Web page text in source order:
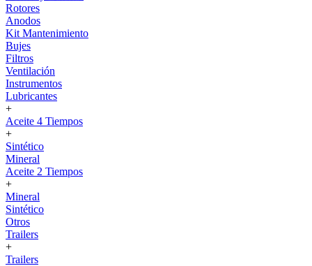
Rotores
Anodos
Kit Mantenimiento
Bujes
Filtros
Ventilación
Instrumentos
Lubricantes
+
Aceite 4 Tiempos
+
Sintético
Mineral
Aceite 2 Tiempos
+
Mineral
Sintético
Otros
Trailers
+
Trailers